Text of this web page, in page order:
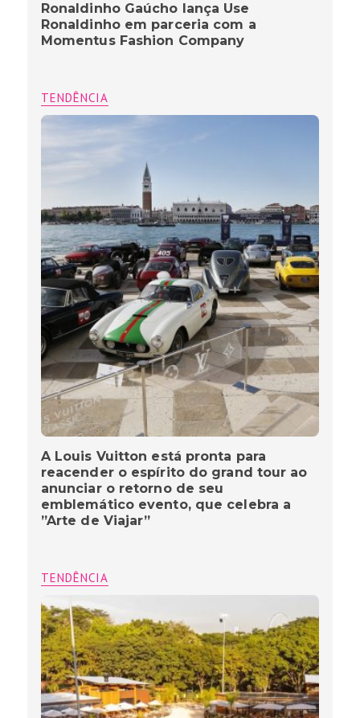
Ronaldinho Gaúcho lança Use
Ronaldinho em parceria com a
Momentus Fashion Company
TENDÊNCIA
A Louis Vuitton está pronta para
reacender o espírito do grand tour ao
anunciar o retorno de seu
emblemático evento, que celebra a
”Arte de Viajar”
TENDÊNCIA